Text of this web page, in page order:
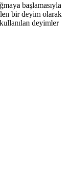
başlamasıyla
bir deyim olarak
deyimler